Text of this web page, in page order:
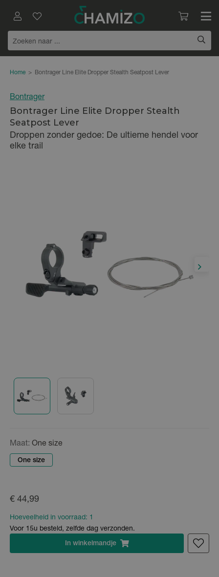
Home > Bontrager Line Elite Dropper Stealth Seatpost Lever
Bontrager
Bontrager Line Elite Dropper Stealth
Seatpost Lever
Droppen zonder gedoe: De ultieme hendel voor
elke trail
Maat: One size
One size
€ 44,99
Hoeveelheid in voorraad: 1
Voor 15u besteld, zelfde dag verzonden.
In winkelmandje